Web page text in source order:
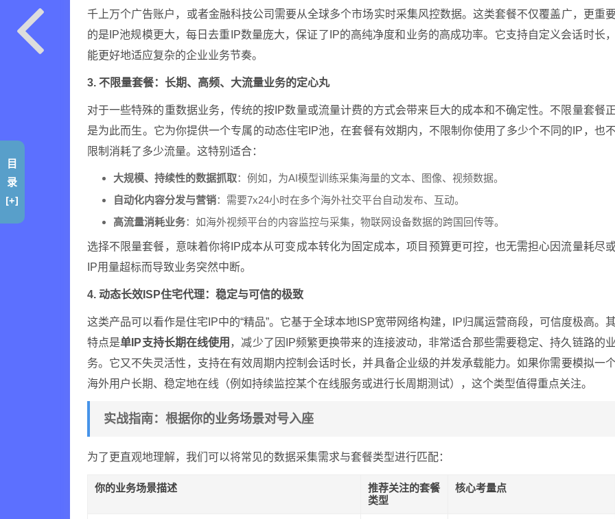
千上万个广告账户，或者金融科技公司需要从全球多个市场实时采集风控数据。这类套餐不仅覆盖广，更重
的是IP池规模更大，每日去重IP数量庞大，保证了IP的高纯净度和业务的高成功率。它支持自定义会话时长，
能更好地适应复杂的企业业务节奏。
3. 不限量套餐：长期、高频、大流量业务的定心丸
对于一些特殊的重数据业务，传统的按IP数量或流量计费的方式会带来巨大的成本和不确定性。不限量套餐正
是为此而生。它为你提供一个专属的动态住宅IP池，在套餐有效期内，不限制你使用了多少个不同的IP，也不
限制消耗了多少流量。这特别适合：
大规模、持续性的数据抓取：例如，为AI模型训练采集海量的文本、图像、视频数据。
自动化内容分发与营销：需要7x24小时在多个海外社交平台自动发布、互动。
高流量消耗业务：如海外视频平台的内容监控与采集，物联网设备数据的跨国回传等。
选择不限量套餐，意味着你将IP成本从可变成本转化为固定成本，项目预算更可控，也无需担心因流量耗尽
IP用量超标而导致业务突然中断。
4. 动态长效ISP住宅代理：稳定与可信的极致
这类产品可以看作是住宅IP中的“精品”。它基于全球本地ISP宽带网络构建，IP归属运营商段，可信度极高。
特点是单IP支持长期在线使用 ，减少了因IP频繁更换带来的连接波动，非常适合那些需要稳定、持久链路的业
务。它又不失灵活性，支持在有效周期内控制会话时长，并具备企业级的并发承载能力。如果你需要模拟一
海外用户长期、稳定地在线（例如持续监控某个在线服务或进行长周期测试），这个类型值得重点关注。
实战指南：根据你的业务场景对号入座
为了更直观地理解，我们可以将常见的数据采集需求与套餐类型进行匹配：
你的业务场景描述
推荐关注的套餐
类型
核心考量点
目
录
[+]